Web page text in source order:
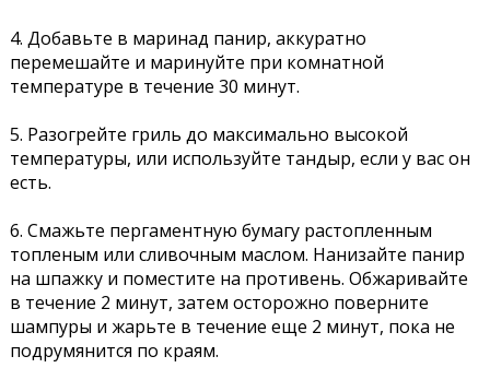
4. Добавьте в маринад панир, аккуратно
перемешайте и маринуйте при комнатной
температуре в течение 30 минут.
5. Разогрейте гриль до максимально высокой
температуры, или используйте тандыр, если у вас он
есть.
6. Смажьте пергаментную бумагу растопленным
топленым или сливочным маслом. Нанизайте панир
на шпажку и поместите на противень. Обжаривайте
в течение 2 минут, затем осторожно поверните
шампуры и жарьте в течение еще 2 минут, пока не
подрумянится по краям.